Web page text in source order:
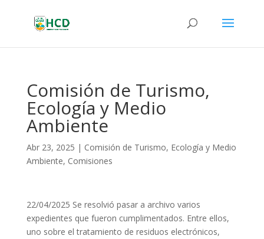
Comisión de Turismo,
Ecología y Medio
Ambiente
Abr 23, 2025 | Comisión de Turismo, Ecología y Medio
Ambiente, Comisiones
22/04/2025 Se resolvió pasar a archivo varios
expedientes que fueron cumplimentados. Entre ellos,
uno sobre el tratamiento de residuos electrónicos,